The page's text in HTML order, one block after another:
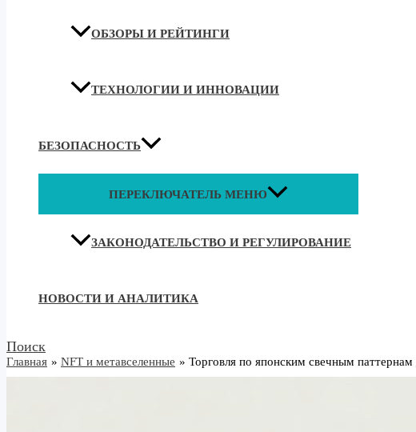
ОБЗОРЫ И РЕЙТИНГИ
ТЕХНОЛОГИИ И ИННОВАЦИИ
БЕЗОПАСНОСТЬ
ПЕРЕКЛЮЧАТЕЛЬ МЕНЮ
ЗАКОНОДАТЕЛЬСТВО И РЕГУЛИРОВАНИЕ
НОВОСТИ И АНАЛИТИКА
Поиск
Главная NFT и метавселенные Торговля по японским свечным